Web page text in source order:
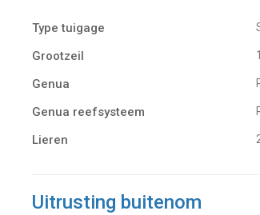
Type tuigage
Grootzeil
Genua
Genua reefsysteem
Lieren
Uitrusting buitenom